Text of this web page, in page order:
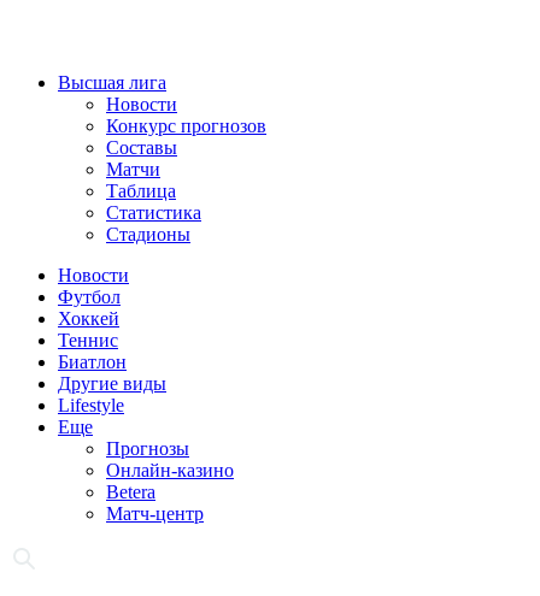
Высшая лига
Новости
Конкурс прогнозов
Составы
Матчи
Таблица
Статистика
Стадионы
Новости
Футбол
Хоккей
Теннис
Биатлон
Другие виды
Lifestyle
Еще
Прогнозы
Онлайн-казино
Betera
Матч-центр